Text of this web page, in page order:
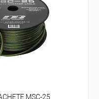
В избранное
MSC-25